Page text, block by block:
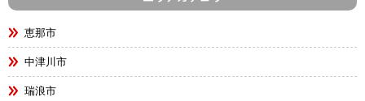
恵那市
中津川市
瑞浪市